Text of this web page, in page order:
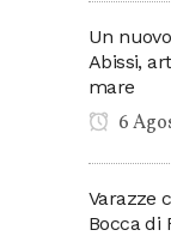
Un
Abissi,
mare
6
Varazze
Bocca di